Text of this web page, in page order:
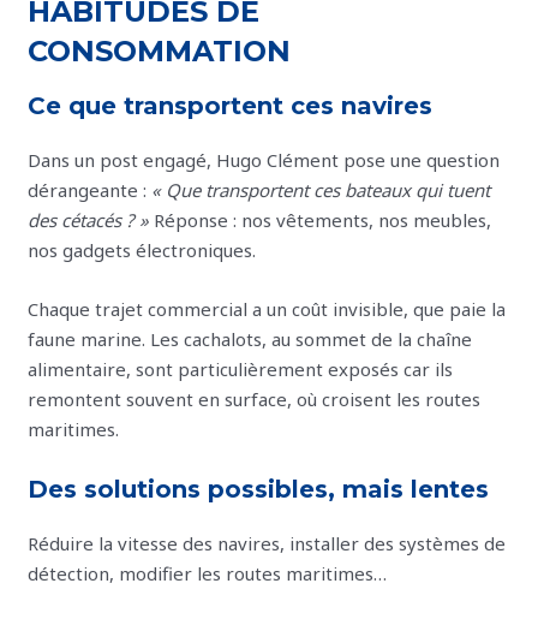
HABITUDES DE
CONSOMMATION
Ce que transportent ces navires
Dans un post engagé, Hugo Clément pose une question
dérangeante : « Que transportent ces bateaux qui tuent
des cétacés ? » Réponse : nos vêtements, nos meubles,
nos gadgets électroniques.
Chaque trajet commercial a un coût invisible, que paie la
faune marine. Les cachalots, au sommet de la chaîne
alimentaire, sont particulièrement exposés car ils
remontent souvent en surface, où croisent les routes
maritimes.
Des solutions possibles, mais lentes
Réduire la vitesse des navires, installer des systèmes de
détection, modifier les routes maritimes…